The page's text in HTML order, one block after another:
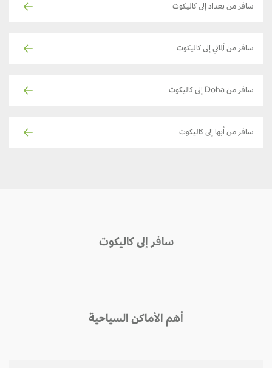
سافر من بغداد إلى كاليكوت
سافر من ألماتي إلى كاليكوت
سافر من Doha إلى كاليكوت
سافر من أبها إلى كاليكوت
سافر إلى كاليكوت
أهم الأماكن السياحية